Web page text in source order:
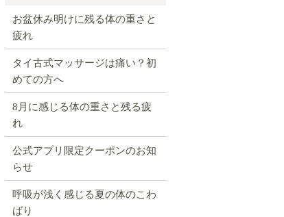
お盆休み明けに残る体の重さと
疲れ
タイ古式マッサージは痛い？初
めての方へ
8月に感じる体の重さと残る疲
れ
公式アプリ限定クーポンのお知
らせ
呼吸が浅く感じる夏の体のこわ
ばり